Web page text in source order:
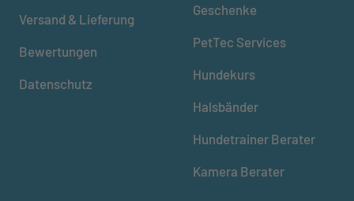
Versand & Lieferung
Bewertungen
Datenschutz
Geschenke
PetTec Services
Hundekurs
Halsbänder
Hundetrainer Berater
Kamera Berater